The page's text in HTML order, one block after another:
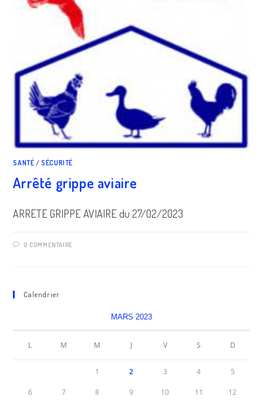
SANTÉ /SÉCURITÉ
Arrêté grippe aviaire
ARRETE GRIPPE AVIAIRE du 27/02/2023
0 COMMENTAIRE
Calendrier
MARS 2023
L M M J V S D
1 2 3 4 5
6 7 8 9 10 11 12